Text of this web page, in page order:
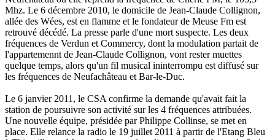
Mhz. Le 6 décembre 2010, le domicile de Jean-Claude Collignon,
allée des Wées, est en flamme et le fondateur de Meuse Fm est
retrouvé décédé. La presse parle d'une mort suspecte. Les deux
fréquences de Verdun et Commercy, dont la modulation partait de
l'appartemennt de Jean-Claude Collignon, vont rester muettes
quelque temps, alors qu'un fil musical ininterrompu est diffusé sur
les fréquences de Neufachâteau et Bar-le-Duc.
Le 6 janvier 2011, le CSA confirme la demande qu'avait fait la
station de poursuivre son activité sur les 4 fréquences attribuées.
Une nouvelle équipe, présidée par Philippe Collinse, se met en
place. Elle relance la radio le 19 juillet 2011 à partir de l'Etang Bleu